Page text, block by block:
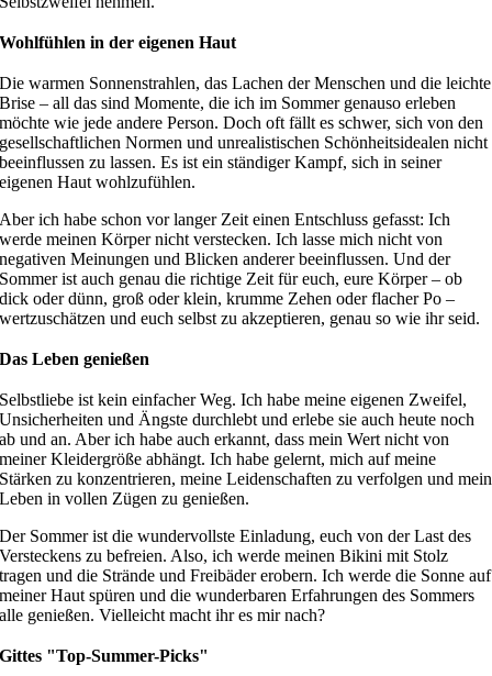
Wohlfühlen in der eigenen Haut
Die warmen Sonnenstrahlen, das Lachen der Menschen und die leichte
Brise – all das sind Momente, die ich im Sommer genauso erleben
möchte wie jede andere Person.Doch oft fällt es schwer, sich von den
gesellschaftlichen Normen und unrealistischen Schönheitsidealen nicht
beeinflussen zu lassen. Es ist ein ständiger Kampf, sich in seiner
eigenen Haut wohlzufühlen.
Aber ich habe schon vor langer Zeit einen Entschluss gefasst: Ich
werde meinen Körper nicht verstecken. Ich lasse mich nicht von
negativen Meinungen und Blicken anderer beeinflussen. Und der
Sommer ist auch genau die richtige Zeit für euch, eure Körper – ob
dick oder dünn, groß oder klein, krumme Zehen oder flacher Po –
wertzuschätzen und euch selbst zu akzeptieren, genau so wie ihr seid.
Das Leben genießen
Selbstliebe ist kein einfacher Weg. Ich habe meine eigenen Zweifel,
Unsicherheiten und Ängste durchlebt und erlebe sie auch heute noch
ab und an. Aberich habeauch erkannt, dass mein Wert nicht von
meiner Kleidergröße abhängt. Ich habe gelernt, mich auf meine
Stärken zu konzentrieren, meine Leidenschaften zu verfolgen und mein
Leben in vollen Zügen zu genießen.
Der Sommer ist die wundervollste Einladung, euch von der Last des
Versteckens zu befreien. Also, ich werde meinen Bikini mit Stolz
tragen und die Strände und Freibäder erobern. Ich werde die Sonne auf
meiner Haut spüren und die wunderbaren Erfahrungen des Sommers
alle genießen. Vielleicht macht ihr es mir nach?
Gittes "Top-Summer-Picks"